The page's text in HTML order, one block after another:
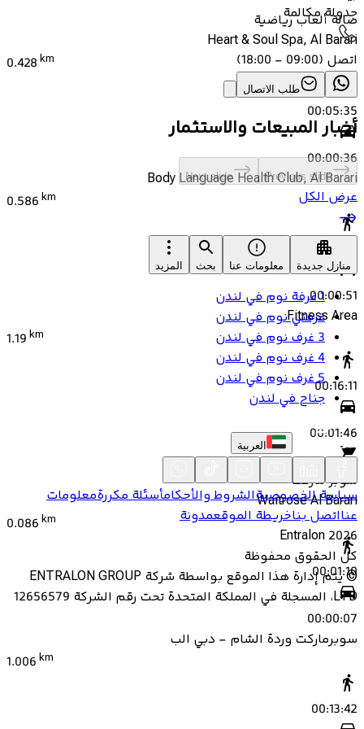
صالة ألعاب رياضية
Heart & Soul Spa, Al Barari
0.428 km
00:05:35
00:00:36
Body Language Health Club, Al Barari
0.586 km
00:07:52
00:00:51
Fitness Area
1.19 km
00:16:11
00:01:46
سوبر ماركت
Waitrose Al Barari
0.086 km
00:01:10
00:00:07
سوبرماركت وردة الشام - دبي الب
1.006 km
00:13:42
جدولة مكالمة
اتصل (
09:00 - 18:00
)
طلب الاتصال
أخبار المبيعات والاستثمار
Previous slide
Next slide
عرض الكل
منازل جديدة معلومات عنا بحث المزيد
1 غرفة نوم في لندن
غرفتي نوم في لندن
3 غرف نوم في لندن
4 غرف نوم في لندن
5 غرف نوم في لندن
جناح في لندن
العربية
سياسة الخصوصيةالشروط والأحكامأسئلة مكررةمعلومات
عنااتصل بناخريطة الموقعمدونة
2026
كل الحقوق محفوظة
©
يتم إدارة هذا الموقع بواسطة شركة ENTRALON GROUP
LTD، المسجلة في المملكة المتحدة تحت رقم الشركة 12656579